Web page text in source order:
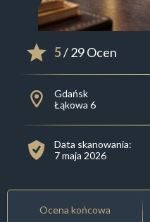
5/ 29 Ocen
Gdańsk
Łąkowa 6
Data skanowania:
7 maja 2026
Ocena końcowa